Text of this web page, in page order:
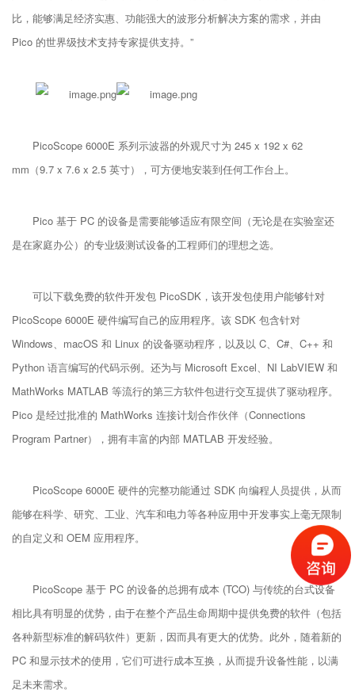
比，能够满足经济实惠、功能强大的波形分析解决方案的需求，并由
Pico 的世界级技术支持专家提供支持。”
PicoScope 6000E 系列示波器的外观尺寸为 245 x 192 x 62
mm（9.7 x 7.6 x 2.5 英寸），可方便地安装到任何工作台上。
Pico 基于 PC 的设备是需要能够适应有限空间（无论是在实验室还
是在家庭办公）的专业级测试设备的工程师们的理想之选。
可以下载免费的软件开发包 PicoSDK，该开发包使用户能够针对
PicoScope 6000E 硬件编写自己的应用程序。该 SDK 包含针对
Windows、macOS 和 Linux 的设备驱动程序，以及以 C、C#、C++ 和
Python 语言编写的代码示例。还为与 Microsoft Excel、NI LabVIEW 和
MathWorks MATLAB 等流行的第三方软件包进行交互提供了驱动程序。
Pico 是经过批准的 MathWorks 连接计划合作伙伴（Connections
Program Partner），拥有丰富的内部 MATLAB 开发经验。
PicoScope 6000E 硬件的完整功能通过 SDK 向编程人员提供，从而
能够在科学、研究、工业、汽车和电力等各种应用中开发事实上毫无限制
的自定义和 OEM 应用程序。
PicoScope 基于 PC 的设备的总拥有成本 (TCO) 与传统的台式设备
相比具有明显的优势，由于在整个产品生命周期中提供免费的软件（包括
各种新型标准的解码软件）更新，因而具有更大的优势。此外，随着新的
PC 和显示技术的使用，它们可进行成本互换，从而提升设备性能，以满
足未来需求。